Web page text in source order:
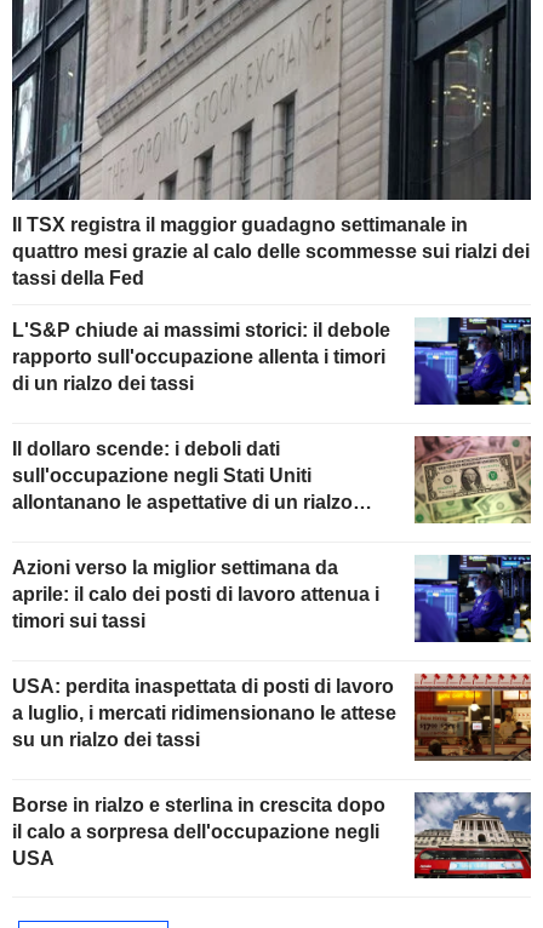
Il TSX registra il maggior guadagno settimanale in
quattro mesi grazie al calo delle scommesse sui rialzi dei
tassi della Fed
L'S&P chiude ai massimi storici: il debole
rapporto sull'occupazione allenta i timori
di un rialzo dei tassi
Il dollaro scende: i deboli dati
sull'occupazione negli Stati Uniti
allontanano le aspettative di un rialzo
Azioni verso la miglior settimana da
aprile: il calo dei posti di lavoro attenua i
timori sui tassi
USA: perdita inaspettata di posti di lavoro
a luglio, i mercati ridimensionano le attese
su un rialzo dei tassi
Borse in rialzo e sterlina in crescita dopo
il calo a sorpresa dell'occupazione negli
USA